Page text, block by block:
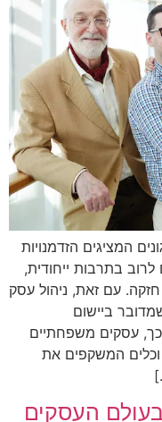
המציגים הזדמנויות
בתרבות ייחודית,
עם זאת, ניהול עסק
ביישום
עסקים משפחתיים
וכלים המשקפים את
העסקים